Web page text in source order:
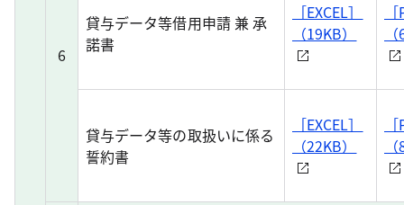
6
貸与データ等借用申請 兼 承
諾書
［EXCEL］
（19KB）
貸与データ等の取扱いに係る
誓約書
［EXCEL］
（22KB）